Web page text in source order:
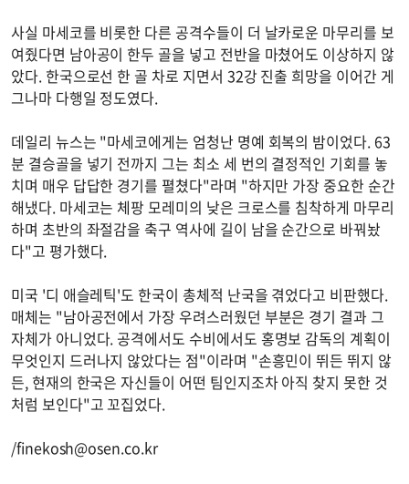
사실 마세코를 비롯한 다른 공격수들이 더 날카로운 마무리를 보
여줬다면 남아공이 한두 골을 넣고 전반을 마쳤어도 이상하지 않
았다. 한국으로선 한 골 차로 지면서 32강 진출 희망을 이어간 게
그나마 다행일 정도였다.
데일리 뉴스는 "마세코에게는 엄청난 명예 회복의 밤이었다. 63
분 결승골을 넣기 전까지 그는 최소 세 번의 결정적인 기회를 놓
치며 매우 답답한 경기를 펼쳤다"라며 "하지만 가장 중요한 순간
해냈다. 마세코는 체팡 모레미의 낮은 크로스를 침착하게 마무리
하며 초반의 좌절감을 축구 역사에 길이 남을 순간으로 바꿔놨
다"고 평가했다.
미국 '디 애슬레틱'도 한국이 총체적 난국을 겪었다고 비판했다.
매체는 "남아공전에서 가장 우려스러웠던 부분은 경기 결과 그
자체가 아니었다. 공격에서도 수비에서도 홍명보 감독의 계획이
무엇인지 드러나지 않았다는 점"이라며 "손흥민이 뛰든 뛰지 않
든, 현재의 한국은 자신들이 어떤 팀인지조차 아직 찾지 못한 것
처럼 보인다"고 꼬집었다.
/finekosh@osen.co.kr